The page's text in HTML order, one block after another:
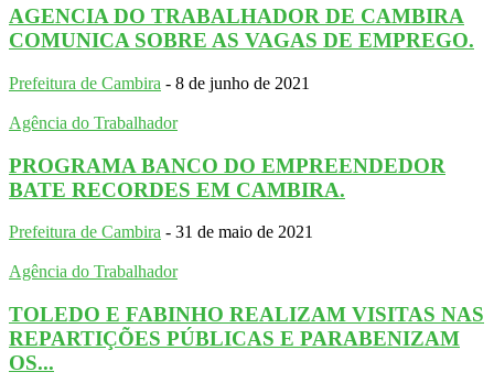
AGENCIA DO TRABALHADOR DE CAMBIRA
COMUNICA SOBRE AS VAGAS DE EMPREGO.
Prefeitura de Cambira - 8 de junho de 2021
Agência do Trabalhador
PROGRAMA BANCO DO EMPREENDEDOR
BATE RECORDES EM CAMBIRA.
Prefeitura de Cambira - 31 de maio de 2021
Agência do Trabalhador
TOLEDO E FABINHO REALIZAM VISITAS NAS
REPARTIÇÕES PÚBLICAS E PARABENIZAM
OS...